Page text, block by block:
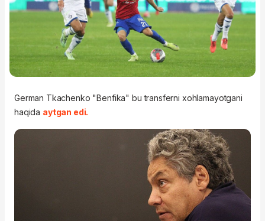
German Tkachenko "Benfika" bu transferni xohlamayotgani
haqida aytgan edi.